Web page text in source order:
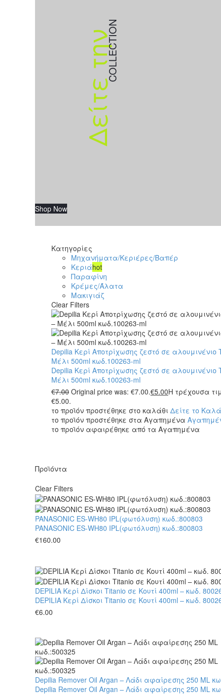
Δείτε την
COLLECTION
Shop Now
Κατηγορίες
Μηχανήματα/Κεριέρες/Βαπέρ
Κεριάhot
Παραφίνη
Κρέμες/Άλατα
Μακιγιάζ
Clear Filters
Depilia Κερί Αποτρίχωσης ζεστό σε αλουμινένιο
Μέλι 500ml κωδ.100263-ml
Depilia Κερί Αποτρίχωσης ζεστό σε αλουμινένιο
Μέλι 500ml κωδ.100263-ml
€7.00 Original price was: €7.00.€5.00Η τρέχουσα
€5.00.
το προϊόν προστέθηκε στο καλάθι Δείτε το
το προϊόν προστέθηκε στα Αγαπημένα
το προϊόν αφαιρέθηκε από τα Αγαπημένα
Προϊόντα
Clear Filters
PANASONIC ES-WH80 IPL(φωτόλυση) κωδ.:800803
PANASONIC ES-WH80 IPL(φωτόλυση) κωδ.:800803
€160.00
DEPILIA Κερί Δίσκοι Titanio σε Κουτί 400ml – κωδ.
DEPILIA Κερί Δίσκοι Titanio σε Κουτί 400ml – κωδ.
€6.00
Depilia Remover Oil Argan – Λάδι αφαίρεσης 250 ML
Depilia Remover Oil Argan – Λάδι αφαίρεσης 250 ML